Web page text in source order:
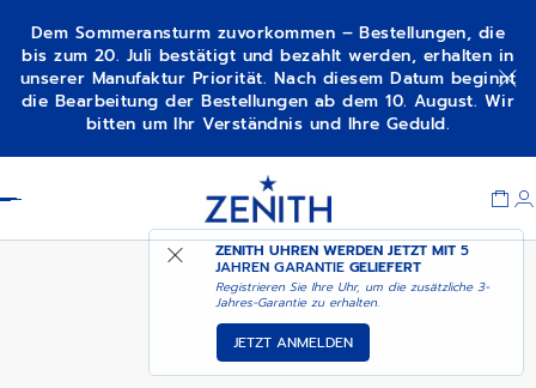
Dem Sommeransturm zuvorkommen – Bestellungen, die
bis zum 20. Juli bestätigt und bezahlt werden, erhalten in
unserer Manufaktur Priorität. Nach diesem Datum beginnt
die Bearbeitung der Bestellungen ab dem 10. August. Wir
bitten um Ihr Verständnis und Ihre Geduld.
ZENITH UHREN WERDEN JETZT MIT5
JAHREN GARANTIE GELIEFERT
Registrieren Sie Ihre Uhr, um die zusätzliche 3-
Jahres-Garantie zu erhalten.
JETZT ANMELDEN
CHRONOMASTER SPORT
DEMNÄCHST –
BENACHRICHTIGEN SIE
MICH